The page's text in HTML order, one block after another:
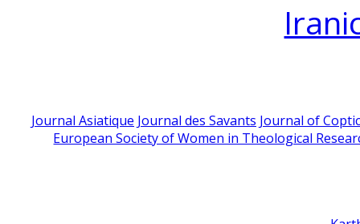
Journal Asiatique Journal des Savants Journal of
European Society of Women in Theological